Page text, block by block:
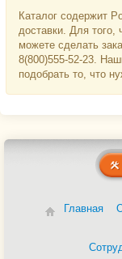
Нижние
полированной
антискользящие
стене бассейна.
крепления нижней
преобретаются
Количество
Каталог содержит
доставки. Для
можете сделать
8(800)555-52-23.
подобрать то, что
Главная